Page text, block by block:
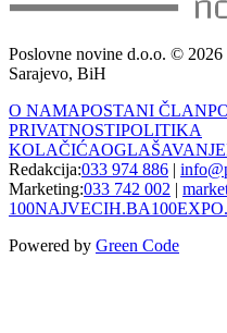
Poslovne novine d.o.o. ©
Sarajevo, BiH
O NAMAPOSTANI ČLAN
PRIVATNOSTIPOLITIKA
KOLAČIĆAOGLAŠAVANJE
Redakcija:033 974 886 |
Marketing:033 742 002 |
100NAJVECIH.BA
Powered by Green Code